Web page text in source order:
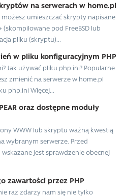
na serwerach w home.pl
umieszczać skrypty napisane
(skompilowane pod FreeBSD lub
pliku (skryptu)...
w pliku konfiguracyjnym PHP
Jak używać pliku php.ini? Popularne
zmienić na serwerze w home.pl
php.ini Więcej...
oraz dostępne moduły
WWW lub skryptu ważną kwestią
wybranym serwerze. Przed
jest sprawdzenie obecnej
zawartości przez PHP
raz zdarzy nam się nie tylko